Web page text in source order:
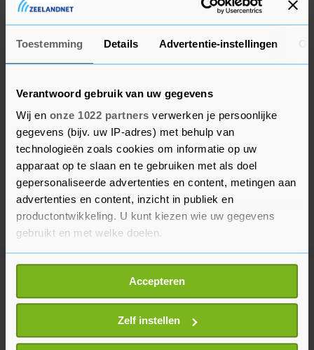
Toestemming Details Advertentie-instellingen
Verantwoord gebruik van uw gegevens
Wij en onze 1022 partners verwerken je persoonlijke
gegevens (bijv. uw IP-adres) met behulp van
technologieën zoals cookies om informatie op uw
apparaat op te slaan en te gebruiken met als doel
gepersonaliseerde advertenties en content, metingen aan
advertenties en content, inzicht in publiek en
productontwikkeling. U kunt kiezen wie uw gegevens
gebruikt en met welke doelen.
Als u het toestaat, willen we ook graag:
Informatie verzamelen over uw geografische
locatie, die tot een paar meter nauwkeurig kan zijn
Uw apparaat identificeren door het actief te
scannen op specifieke eigenschappen (fingerprinting)
Accepteren
Zelf instellen
Meer uit Vlissingen
Caravan volledig uitgebrand op